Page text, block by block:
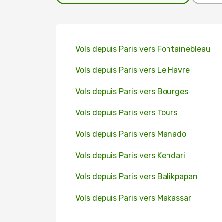
Vols depuis Paris vers Fontainebleau
Vols depuis Paris vers Le Havre
Vols depuis Paris vers Bourges
Vols depuis Paris vers Tours
Vols depuis Paris vers Manado
Vols depuis Paris vers Kendari
Vols depuis Paris vers Balikpapan
Vols depuis Paris vers Makassar